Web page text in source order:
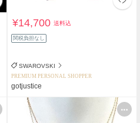
¥14,700送料込
関税負担なし
SWAROVSKI
PREMIUM PERSONAL SHOPPER
gotjustice